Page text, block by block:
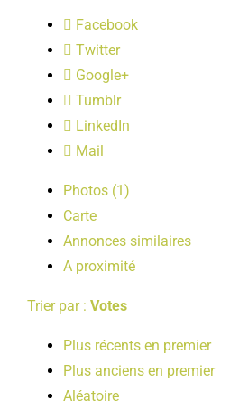
PUBLICATIONS
Facebook
Twitter
Google+
Tumblr
LinkedIn
Mail
Photos (1)
Carte
Annonces similaires
A proximité
Trier par : Votes
Plus récents en premier
Plus anciens en premier
Aléatoire